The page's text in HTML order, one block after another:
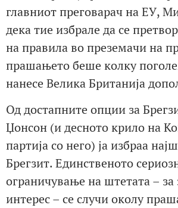
главниот преговарач на ЕУ,
дека тие избрале да се
на правила во преземачи на
прашањето беше колку
нанесе Велика Британија
Од достапните опции за
Џонсон (и десното крило на
партија со него) ја избраа
Брегзит. Единственото
ограничување на штетата – за
интерес – се случи околу